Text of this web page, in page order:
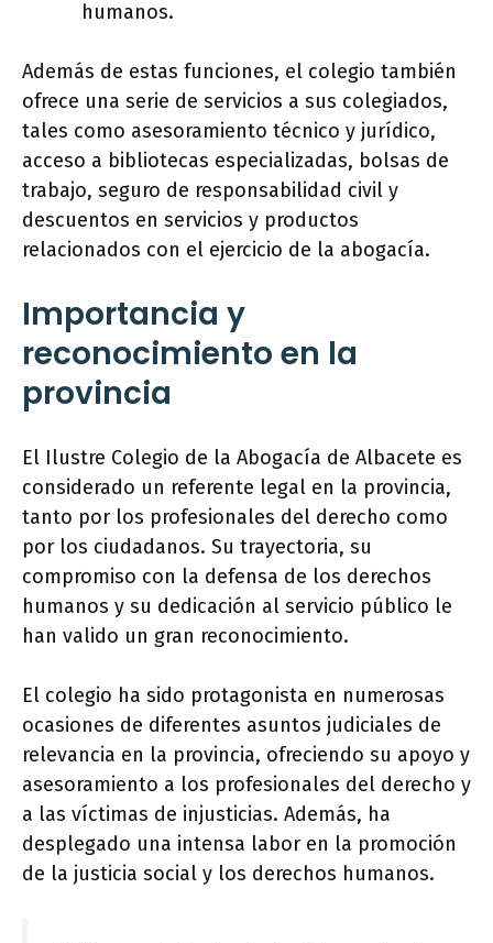
humanos.
Además de estas funciones, el colegio también
ofrece una serie de servicios a sus colegiados,
tales como asesoramiento técnico y jurídico,
acceso a bibliotecas especializadas, bolsas de
trabajo, seguro de responsabilidad civil y
descuentos en servicios y productos
relacionados con el ejercicio de la abogacía.
Importancia y
reconocimiento en la
provincia
El Ilustre Colegio de la Abogacía de Albacete es
considerado un referente legal en la provincia,
tanto por los profesionales del derecho como
por los ciudadanos. Su trayectoria, su
compromiso con la defensa de los derechos
humanos y su dedicación al servicio público le
han valido un gran reconocimiento.
El colegio ha sido protagonista en numerosas
ocasiones de diferentes asuntos judiciales de
relevancia en la provincia, ofreciendo su apoyo y
asesoramiento a los profesionales del derecho y
a las víctimas de injusticias. Además, ha
desplegado una intensa labor en la promoción
de la justicia social y los derechos humanos.